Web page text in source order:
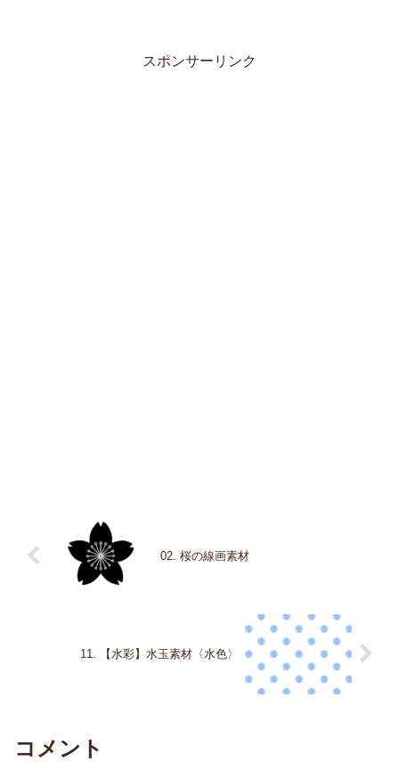
スポンサーリンク
02. 桜の線画素材
11. 【水彩】水玉素材〈水色〉
コメント